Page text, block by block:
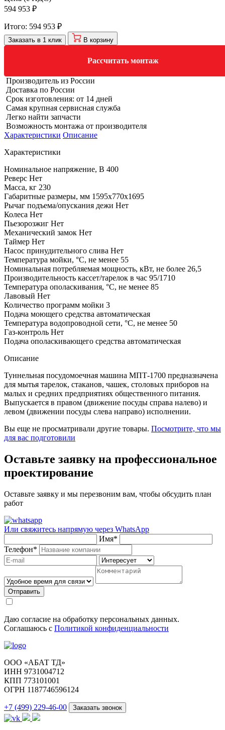
594 953 ₽
Итого: 594 953 ₽
Заказать в 1 клик В корзину
Рассчитать монтаж
Производитель из России
Доставка по России
Срок изготовления: от 14 дней
Самая крупная сервисная служба
Легко найти запчасти
Возможность монтажа от производителя
Характеристики Описание
Характеристики
Номинальное напряжение, В 400
Реверс Нет
Масса, кг 230
Габаритные размеры, мм 1595x770x1695
Рычаг подъема/опускания дежи Нет
Колеса Нет
Пьезорозжиг Нет
Механический замок Нет
Таймер Нет
Насос принудительного слива Нет
Температура мойки, °С, не менее 55
Номинальная потребляемая мощность, кВт, не более 26,5
Производительность кассет/тарелок в час 95/1710
Температура ополаскивания, °С, не менее 85
Лавовый Нет
Количество программ мойки 3
Подача моющего средства автоматическая
Температура водопроводной сети, °С, не менее 50
Газ-контроль Нет
Подача ополаскивающего средства автоматическая
Описание
Туннельная посудомоечная машина МПТ-1700 предназначена
для мытья тарелок, стаканов, чашек, столовых приборов на
малых и средних предприятиях общественного питания.
Выпускается в правом (движение посуды справа налево) и
левом (движении посуды слева направо) исполнении.
Вы еще не просматривали другие товары. Посмотрите, что мы
для вас подготовили
Оставьте заявку на профессиональное
проектирование
Оставьте заявку и мы перезвоним вам, чтобы обсудить план
работ
Или свяжитесь напрямую через WhatsApp
Имя*
Телефон*
Отправить
Даю согласие на обработку персональных данных.
Соглашаюсь с Политикой конфиденциальности
ООО «АБАТ ТД»
ИНН 9731004712
КПП 773101001
ОГРН 1187746596124
+7 (499) 229-46-00 Заказать звонок